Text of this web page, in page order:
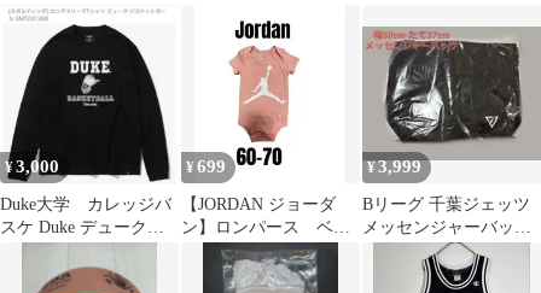
¥3,000
Duke大学 カレッジバ
スケ Duke デューク
¥699
【JORDAN ジョーダ
ン】ロンパース ベビ
ー バスケ 0-6m 60-
¥3,999
Bリーグ 千葉ジェッツ
メッセンジャーバッグ
（おまけ：スマホショ
ルダーバッグ）